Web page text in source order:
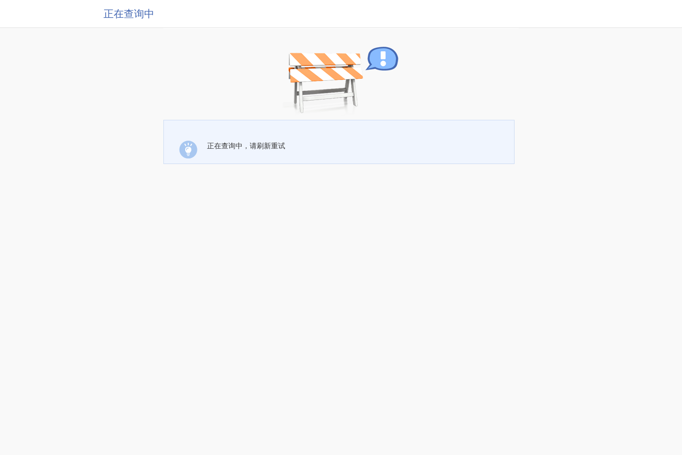
正在查询中
正在查询中，请刷新重试